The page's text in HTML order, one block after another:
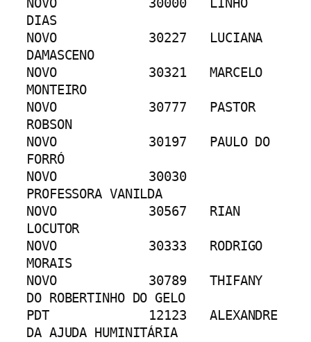
NOVO		30000	LINHO
DIAS
NOVO		30227	LUCIANA
DAMASCENO
NOVO		30321	MARCELO
MONTEIRO
NOVO		30777	PASTOR
ROBSON
NOVO		30197	PAULO DO
FORRÓ
NOVO		30030
PROFESSORA VANILDA
NOVO		30567	RIAN
LOCUTOR
NOVO		30333	RODRIGO
MORAIS
NOVO		30789	THIFANY
DO ROBERTINHO DO GELO
PDT		12123	ALEXANDRE
DA AJUDA HUMINITÁRIA